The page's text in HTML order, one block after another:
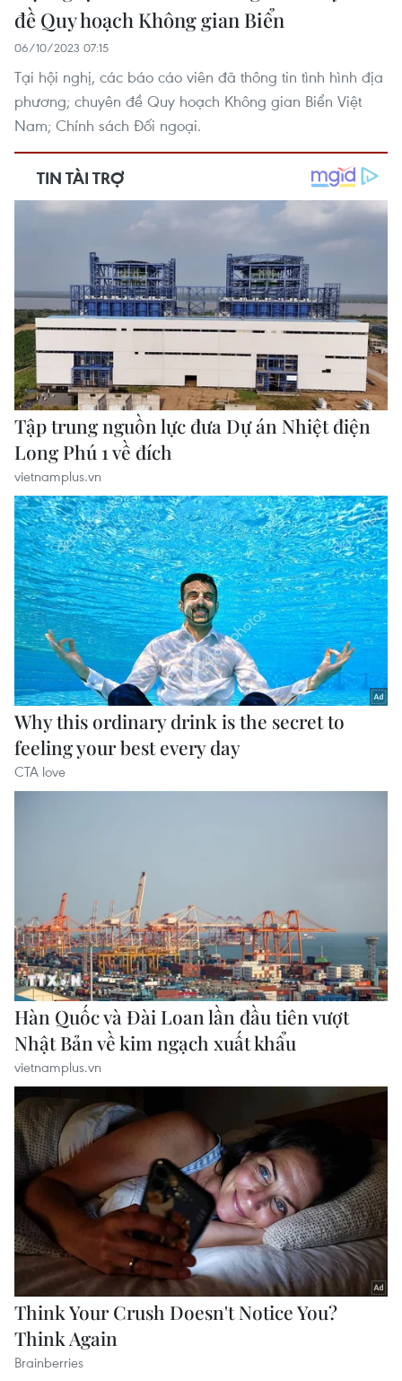
đề Quy hoạch Không gian Biển
06/10/2023 07:15
Tại hội nghị, các báo cáo viên đã thông tin tình hình địa
phương; chuyên đề Quy hoạch Không gian Biển Việt
Nam; Chính sách Đối ngoại.